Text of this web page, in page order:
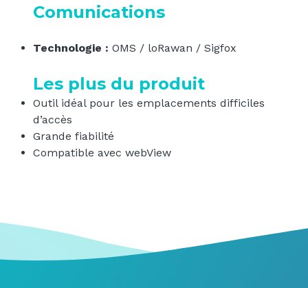
Comunications
Technologie : OMS / loRawan / Sigfox
Les plus du produit
Outil idéal pour les emplacements difficiles
d’accès
Grande fiabilité
Compatible avec webView